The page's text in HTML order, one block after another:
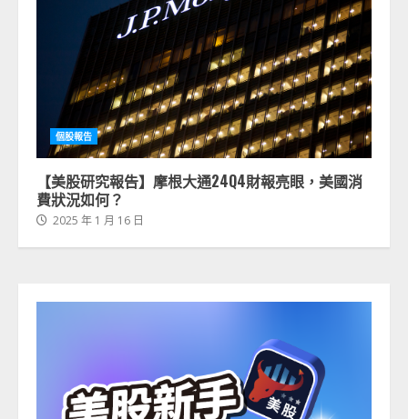
個股報告
【美股研究報告】摩根大通24Q4財報亮眼，美國消
費狀況如何？
2025 年 1 月 16 日